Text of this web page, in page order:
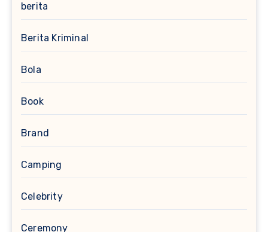
berita
Berita Kriminal
Bola
Book
Brand
Camping
Celebrity
Ceremony